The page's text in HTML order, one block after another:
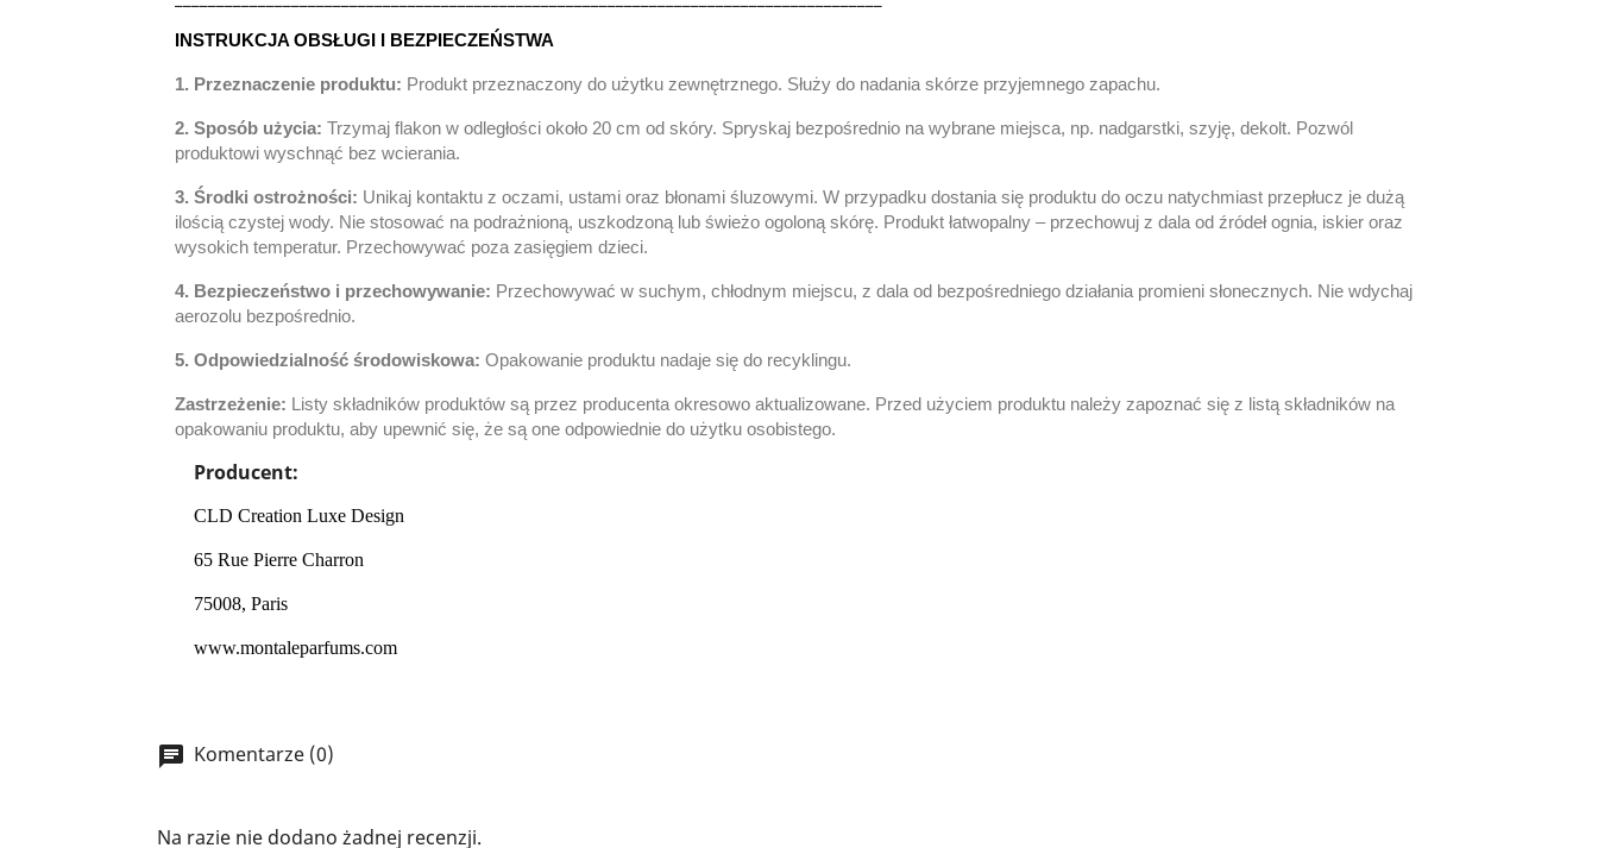
INSTRUKCJA OBSŁUGI I BEZPIECZEŃSTWA
1. Przeznaczenie produktu: Produkt przeznaczony do użytku zewnętrznego. Służy do nadania skórze przyjemnego zapachu.
2. Sposób użycia: Trzymaj flakon w odległości około 20 cm od skóry. Spryskaj bezpośrednio na wybrane miejsca, np. nadgarstki, szyję, dekolt. Pozwól
produktowi wyschnąć bez wcierania.
3. Środki ostrożności: Unikaj kontaktu z oczami, ustami oraz błonami śluzowymi. W przypadku dostania się produktu do oczu natychmiast przepłucz je dużą
ilością czystej wody. Nie stosować na podrażnioną, uszkodzoną lub świeżo ogoloną skórę. Produkt łatwopalny – przechowuj z dala od źródeł ognia, iskier oraz
wysokich temperatur. Przechowywać poza zasięgiem dzieci.
4. Bezpieczeństwo i przechowywanie: Przechowywać w suchym, chłodnym miejscu, z dala od bezpośredniego działania promieni słonecznych. Nie wdychaj
aerozolu bezpośrednio.
5. Odpowiedzialność środowiskowa: Opakowanie produktu nadaje się do recyklingu.
Zastrzeżenie: Listy składników produktów są przez producenta okresowo aktualizowane. Przed użyciem produktu należy zapoznać się z listą składników na
opakowaniu produktu, aby upewnić się, że są one odpowiednie do użytku osobistego.
Producent:
CLD Creation Luxe Design
65 Rue Pierre Charron
75008, Paris
www.montaleparfums.com
Komentarze (0)
Na razie nie dodano żadnej recenzji.